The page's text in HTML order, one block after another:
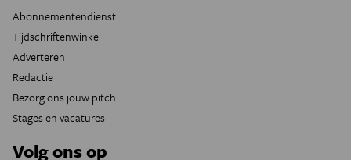
Abonnementendienst
Tijdschriftenwinkel
Adverteren
Redactie
Bezorg ons jouw pitch
Stages en vacatures
Volg ons op